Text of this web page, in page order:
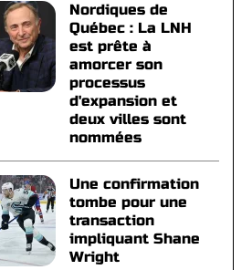
K OUT ERA
277 0 -
-
226 0 -
222 0 -
219 0 -
217 -
Nordiques de
Québec : La LNH
est prête à
amorcer son
processus
d'expansion et
deux villes sont
nommées
Une confirmation
tombe pour une
transaction
impliquant Shane
Wright